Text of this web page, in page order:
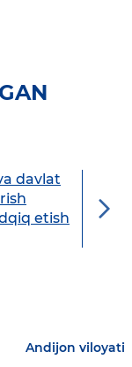
davlat
etish
Andijon viloyati